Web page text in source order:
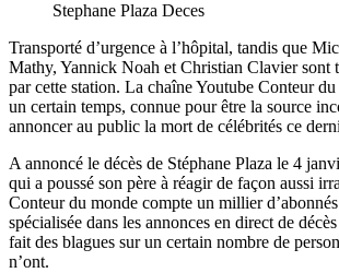
Stephane Plaza Deces
Transporté d’urgence à l’hôpital, tandis que
Mathy, Yannick Noah et Christian Clavier sont
par cette station. La chaîne Youtube Conteur
un certain temps, connue pour être la source
annoncer au public la mort de célébrités ce
A annoncé le décès de Stéphane Plaza le 4
qui a poussé son père à réagir de façon aussi
Conteur du monde compte un millier
spécialisée dans les annonces en direct de
fait des blagues sur un certain nombre de
n’ont.